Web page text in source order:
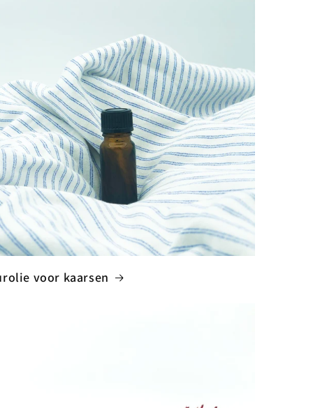
voor kaarsen